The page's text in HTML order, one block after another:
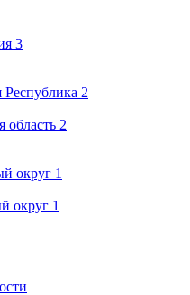
3
Республика 2
область 2
округ 1
округ 1